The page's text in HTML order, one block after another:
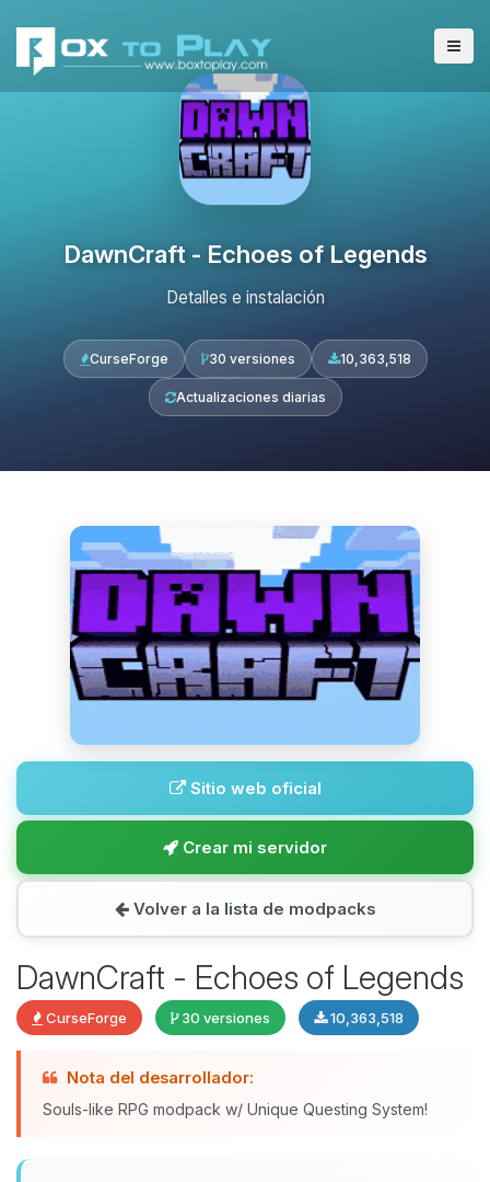
DawnCraft - Echoes of Legends
Detalles e instalación
CurseForge 30 versiones 10,363,518
Actualizaciones diarias
Sitio web oficial
Crear mi servidor
Volver a la lista de modpacks
DawnCraft - Echoes of Legends
CurseForge 30 versiones 10,363,518
Nota del desarrollador:
Souls-like RPG modpack w/ Unique Questing System!